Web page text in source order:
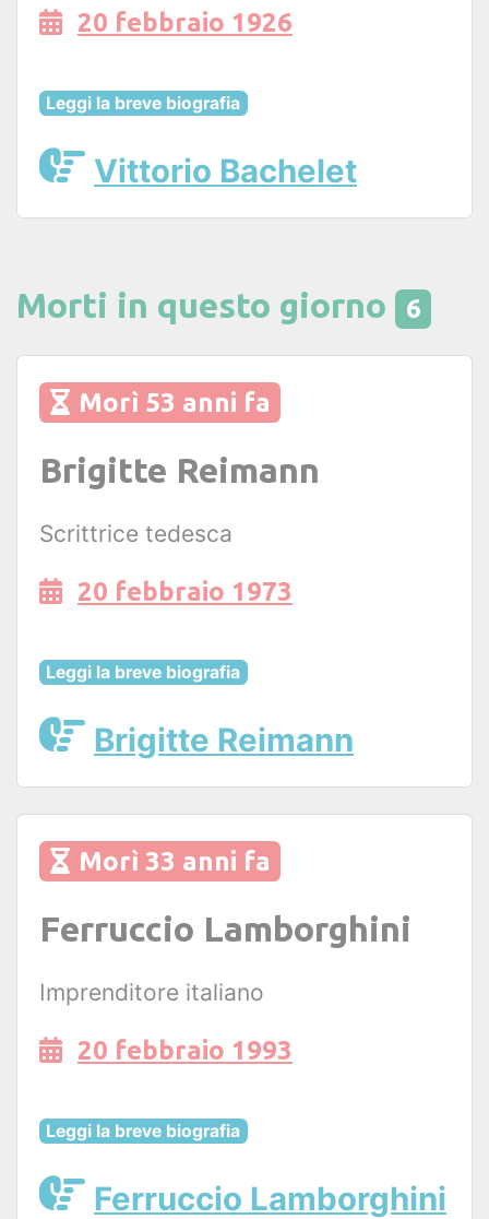
20 febbraio 1926
Leggi la breve biografia
Vittorio Bachelet
Morti in questo giorno 6
Morì 53 anni fa
Brigitte Reimann
Scrittrice tedesca
20 febbraio 1973
Leggi la breve biografia
Brigitte Reimann
Morì 33 anni fa
Ferruccio Lamborghini
Imprenditore italiano
20 febbraio 1993
Leggi la breve biografia
Ferruccio Lamborghini